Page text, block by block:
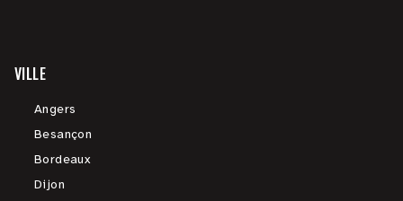
VILLE
Angers
Besançon
Bordeaux
Dijon